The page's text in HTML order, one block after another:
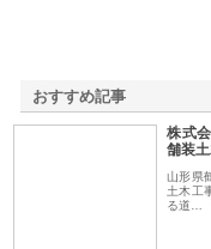
おすすめ記事
株式
舗装
山形県
土木工
る道…